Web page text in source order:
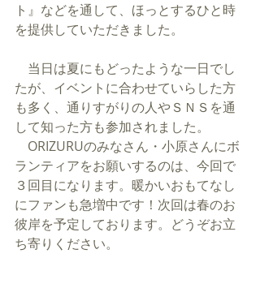
ト』などを通して、ほっとするひと時
を提供していただきました。
当日は夏にもどったような一日でし
たが、イベントに合わせていらした方
も多く、通りすがりの人やＳＮＳを通
して知った方も参加されました。
ORIZURUのみなさん・小原さんにボ
ランティアをお願いするのは、今回で
３回目になります。暖かいおもてなし
にファンも急増中です！次回は春のお
彼岸を予定しております。どうぞお立
ち寄りください。